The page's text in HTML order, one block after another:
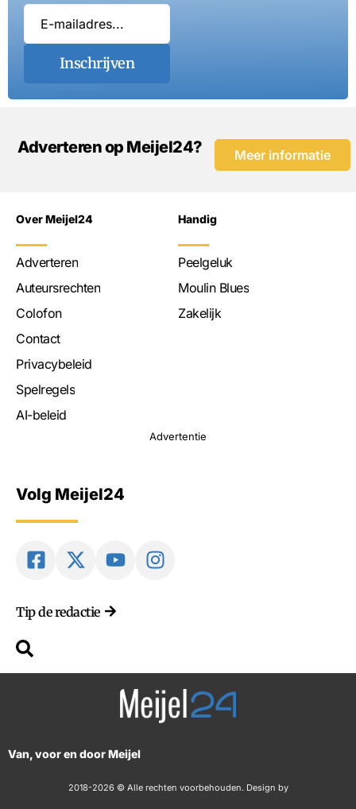
Inschrijven
Adverteren op Meijel24? Meer informatie
Over Meijel24
Adverteren
Auteursrechten
Colofon
Contact
Privacybeleid
Spelregels
AI-beleid
Handig
Peelgeluk
Moulin Blues
Zakelijk
Advertentie
Volg Meijel24
Tip de redactie
Van, voor en door Meijel
2018-2026 © Alle rechten voorbehouden. Design by